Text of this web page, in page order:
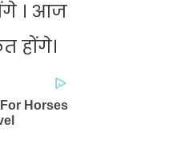
। आज
होंगे।